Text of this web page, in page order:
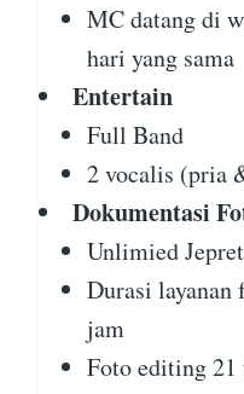
MC datang di
hari yang sama
Entertain
Full Band
2 vocalis (pria
Dokumentasi
Unlimied
Durasi layanan
jam
Foto editing